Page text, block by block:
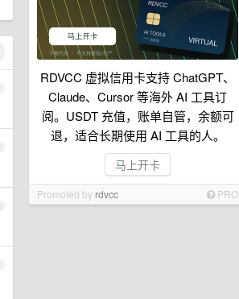
RDVCC 虚拟信用卡支持 ChatGPT、
Claude、Cursor 等海外 AI 工具订
阅。USDT 充值，账单自管，余额可
退，适合长期使用 AI 工具的人。
马上开卡
Promoted by rdvcc PRO